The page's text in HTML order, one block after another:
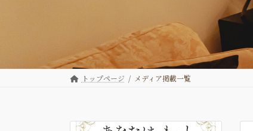
トップページ メディア掲載一覧